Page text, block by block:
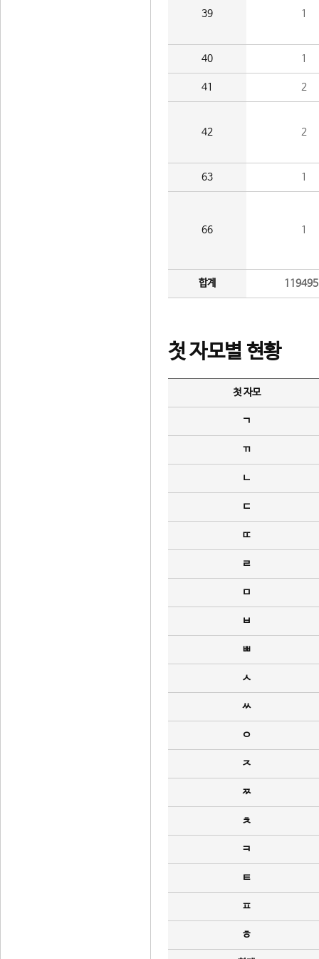
39 1
40 1
41 2
42 2
63 1
66 1
합계
첫 자모별 현황
첫 자모
ㄱ
ㄲ
ㄴ
ㄷ
ㄸ
ㄹ
ㅁ
ㅂ
ㅃ
ㅅ
ㅆ
ㅇ
ㅈ
ㅉ
ㅊ
ㅋ
ㅌ
ㅍ
ㅎ